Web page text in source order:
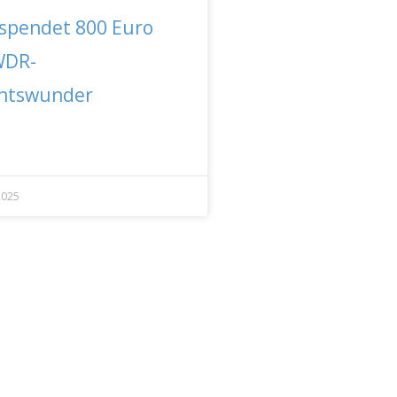
800 Euro